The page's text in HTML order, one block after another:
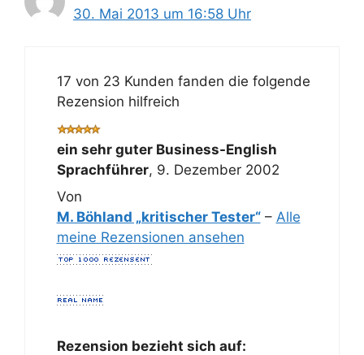
30. Mai 2013 um 16:58 Uhr
17 von 23 Kunden fanden die folgende
Rezension hilfreich
ein sehr guter Business-English
Sprachführer, 9. Dezember 2002
Von
M. Böhland „kritischer Tester“– Alle
meine Rezensionen ansehen
Rezension bezieht sich auf: